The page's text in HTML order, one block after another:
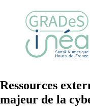
Ressources
majeur de la